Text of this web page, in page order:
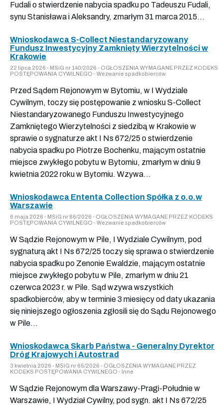
Fudali o stwierdzenie nabycia spadku po Tadeuszu Fudali,
synu Stanisława i Aleksandry, zmarłym 31 marca 2015...
Wnioskodawca S-Collect Niestandaryzowany
Fundusz Inwestycyjny Zamknięty Wierzytelności w
Krakowie
22 lipca 2026 - MSiG nr 140/2026 - OGŁOSZENIA WYMAGANE PRZEZ KODEKS
POSTĘPOWANIA CYWILNEGO - Wezwanie spadkobierców
Przed Sądem Rejonowym w Bytomiu, w I Wydziale
Cywilnym, toczy się postępowanie z wniosku S-Collect
Niestandaryzowanego Funduszu Inwestycyjnego
Zamkniętego Wierzytelności z siedzibą w Krakowie w
sprawie o sygnaturze akt I Ns 672/25 o stwierdzenie
nabycia spadku po Piotrze Bochenku, mającym ostatnie
miejsce zwykłego pobytu w Bytomiu, zmarłym w dniu 9
kwietnia 2022 roku w Bytomiu. Wzywa...
Wnioskodawca Ententa Collection Spółka z o.o.w
Warszawie
6 maja 2026 - MSiG nr 86/2026 - OGŁOSZENIA WYMAGANE PRZEZ KODEKS
POSTĘPOWANIA CYWILNEGO - Wezwanie spadkobierców
W Sądzie Rejonowym w Pile, I Wydziale Cywilnym, pod
sygnaturą akt I Ns 672/25 toczy się sprawa o stwierdzenie
nabycia spadku po Zenonie Ewaldzie, mającym ostatnie
miejsce zwykłego pobytu w Pile, zmarłym w dniu 21
czerwca 2023 r. w Pile. Sąd wzywa wszystkich
spadkobierców, aby w terminie 3 miesięcy od daty ukazania
się niniejszego ogłoszenia zgłosili się do Sądu Rejonowego
w Pile...
Wnioskodawca Skarb Państwa - Generalny Dyrektor
Dróg Krajowych i Autostrad
3 kwietnia 2026 - MSiG nr 65/2026 - OGŁOSZENIA WYMAGANE PRZEZ
KODEKS POSTĘPOWANIA CYWILNEGO - Inne
W Sądzie Rejonowym dla Warszawy-Pragi-Południe w
Warszawie, I Wydział Cywilny, pod sygn. akt I Ns 672/25